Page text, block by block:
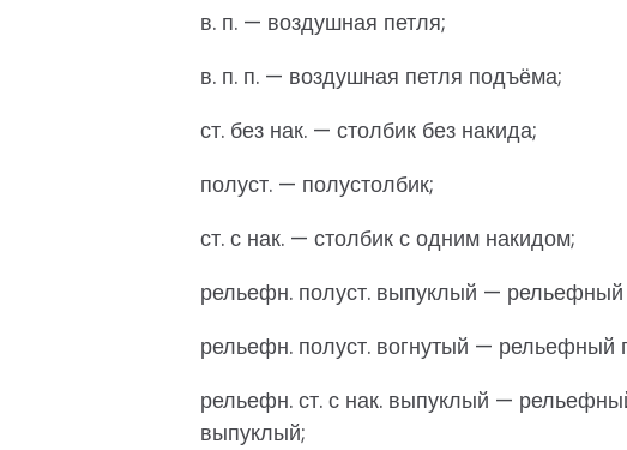
в. п. — воздушная петля;
в. п. п. — воздушная петля подъёма;
ст. без нак. — столбик без накида;
полуст. — полустолбик;
ст. с нак. — столбик с одним накидом;
рельефн. полуст. выпуклый —
рельефн. полуст. вогнутый — рельефный
рельефн. ст. с нак. выпуклый —
выпуклый;